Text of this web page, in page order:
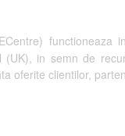
functioneaza
(UK), in semn de
oferite clientilor,